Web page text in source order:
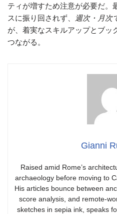
ティが増すため注意が必要だ。
スに振り回されず、
週次・月次
が、着実なスキルアップとブッ
つながる。
Gianni
Raised amid Rome’s
archaeology before moving to
His articles bounce between
score analysis, and remote-
sketches in sepia ink, speaks